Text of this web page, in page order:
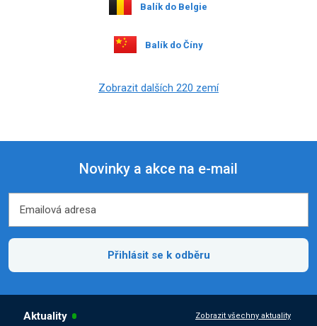
Balík do Belgie
Balík do Číny
Zobrazit dalších 220 zemí
Novinky a akce na e-mail
Emailová adresa
Přihlásit se k odběru
Aktuality Zobrazit všechny aktuality